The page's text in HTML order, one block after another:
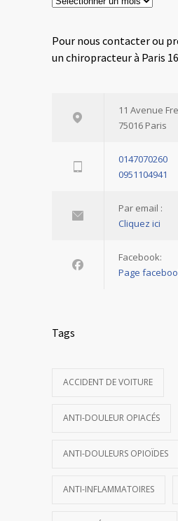
Pour nous contacter ou
un chiropracteur à Paris 16
11 Avenue
75016 Paris
0147070260
0951104941
Par email :
Cliquez ici
Facebook:
Page
Tags
ACCIDENT DE VOITURE
ANTI-DOULEUR OPIACÉS
ANTI-DOULEURS OPIOÏDES
ANTI-INFLAMMATOIRES